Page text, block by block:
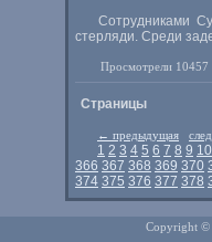
Сотрудниками
стерляди. Среди
Просмотрели 10457
Страницы
← предыдущая
1 2 3 4 5 6 7 8 9 10
366 367 368 369 370
374 375 376 377 378
Copyright ©